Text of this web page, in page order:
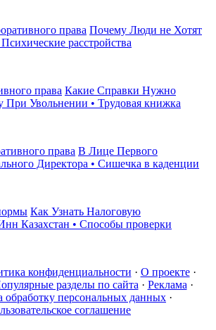
Почему Люди не Хотят
расстройства
Какие Справки Нужно
При Увольнении • Трудовая книжка
В Лице Первого
Директора • Сишечка в каденции
Как Узнать Налоговую
Казахстан • Способы проверки
конфиденциальности · О проекте·
разделы по сайта · Реклама ·
обработку персональных данных ·
соглашение